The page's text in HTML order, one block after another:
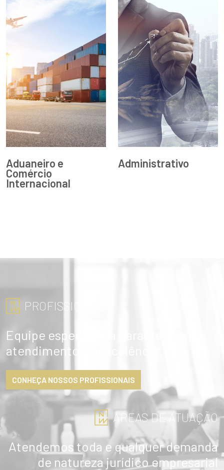
Aduaneiro e
Comércio
Internacional
Administrativo
PROFISSIONAIS
Equipe especialista garante
atendimento de excelência
CONHEÇA NOSSOS PROFISSIONAIS
ÁREAS DE ATUAÇÃO
Atendemos toda e qualquer demanda
de natureza jurídico empresarial